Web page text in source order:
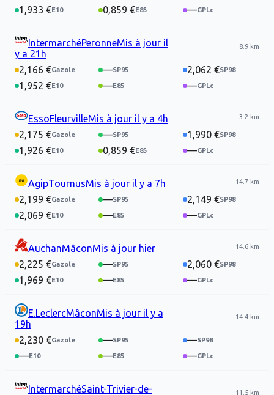
1,933 €
0,859 € —
IntermarchéPeronneMis à jour il
y a 21h
8.9 km
2,166 € —
2,062 €
1,952 €
— —
EssoFleurvilleMis à jour il y a 4h 3.2 km
2,175 € —
1,990 €
1,926 €
0,859 € —
AgipTournusMis à jour il y a 7h 14.7 km
2,199 € —
2,149 €
2,069 €
— —
AuchanMâconMis à jour hier 14.6 km
2,225 € —
2,060 €
1,969 €
— —
E.LeclercMâconMis à jour il y a
19h
14.4 km
2,230 € —
—
—
— —
IntermarchéSaint-Trivier-de-
11.5 km